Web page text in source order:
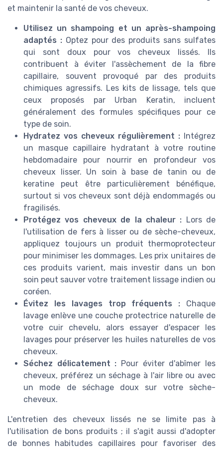
et maintenir la santé de vos cheveux.
Utilisez un shampoing et un après-shampoing
adaptés :Optez pour des produits sans sulfates
qui sont doux pour vos cheveux lissés. Ils
contribuent à éviter l'assèchement de la fibre
capillaire, souvent provoqué par des produits
chimiques agressifs. Les kits de lissage, tels que
ceux proposés par Urban Keratin, incluent
généralement des formules spécifiques pour ce
type de soin.
Hydratez vos cheveux régulièrement : Intégrez
un masque capillaire hydratant à votre routine
hebdomadaire pour nourrir en profondeur vos
cheveux lisser. Un soin à base de tanin ou de
keratine peut être particulièrement bénéfique,
surtout si vos cheveux sont déjà endommagés ou
fragilisés.
Protégez vos cheveux de la chaleur : Lors de
l'utilisation de fers à lisser ou de sèche-cheveux,
appliquez toujours un produit thermoprotecteur
pour minimiser les dommages. Les prix unitaires de
ces produits varient, mais investir dans un bon
soin peut sauver votre traitement lissage indien ou
coréen.
Évitez les lavages trop fréquents : Chaque
lavage enlève une couche protectrice naturelle de
votre cuir chevelu, alors essayer d'espacer les
lavages pour préserver les huiles naturelles de vos
cheveux.
Séchez délicatement : Pour éviter d'abîmer les
cheveux, préférez un séchage à l'air libre ou avec
un mode de séchage doux sur votre sèche-
cheveux.
L'entretien des cheveux lissés ne se limite pas à
l'utilisation de bons produits ; il s'agit aussi d'adopter
de bonnes habitudes capillaires pour favoriser des